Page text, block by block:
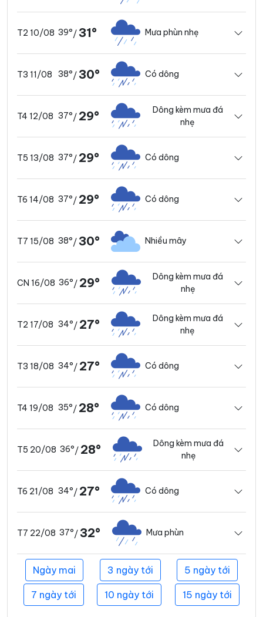
T2 10/08 39°/31° Mưa phùn nhẹ
T3 11/08 38°/30° Có dông
T4 12/08 37°/ 29°
Dông kèm mưa đá
nhẹ
T5 13/08 37°/ 29° Có dông
T6 14/08 37°/ 29° Có dông
T7 15/08 38°/30° Nhiều mây
CN 16/08 36°/ 29°
Dông kèm mưa đá
nhẹ
T2 17/08 34°/ 27°
Dông kèm mưa đá
nhẹ
T3 18/08 34°/ 27° Có dông
T4 19/08 35°/ 28° Có dông
T5 20/08 36°/ 28°
Dông kèm mưa đá
nhẹ
T6 21/08 34°/ 27° Có dông
T7 22/08 37°/32° Mưa phùn
Ngày mai 3 ngày tới 5 ngày tới
7 ngày tới 10 ngày tới 15 ngày tới